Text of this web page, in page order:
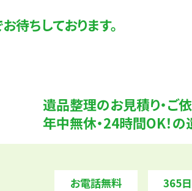
ちしております。
遺品整理のお見積り・ご依
年中無休・24時間OK！
お電話無料 365